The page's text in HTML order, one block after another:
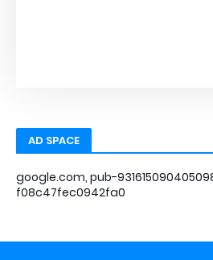
AD SPACE
google.com, pub-
f08c47fec0942fa0